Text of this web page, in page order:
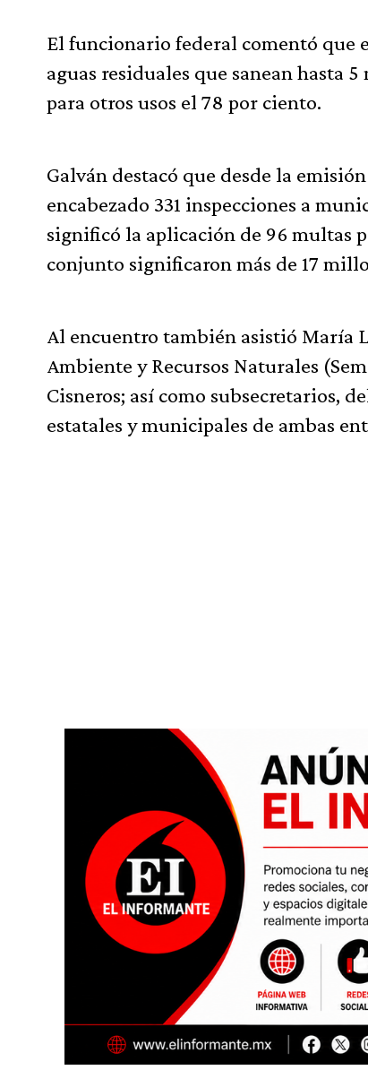
El funcionario federal comentó que
aguas residuales que sanean hasta
para otros usos el 78 por ciento.
Galván destacó que desde la
encabezado 331 inspecciones a
significó la aplicación de 96 multas
conjunto significaron más de 17
Al encuentro también asistió María
Ambiente y Recursos Naturales
Cisneros; así como subsecretarios,
estatales y municipales de ambas